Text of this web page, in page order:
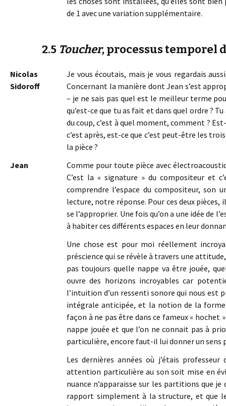
de 1 avec une variation supplémentaire.
2.5 Toucher, processus temporel
Nicolas
Sidoroff
Je vous écoutais, mais je vous regardais
Concernant la manière dont Jean s’est
– je ne sais pas quel est le meilleur terme
qu’est-ce que tu as fait et dans quel ordre ?
du coup, c’est à quel moment, comment ?
c’est après, est-ce que c’est peut-être les
la pièce ?
Jean
Comme pour toute pièce avec
C’est la « signature » du compositeur et
comprendre l’espace du compositeur, son
lecture, notre réponse. Pour ces deux pièces,
se l’approprier. Une fois qu’on a une idée de
à habiter ces différents espaces en leur
Une chose est pour moi réellement
préscience qui se révèle à travers une
pas toujours quelle nappe va être jouée,
ouvre des horizons incroyables car
l’intuition d’un ressenti sonore qui nous est
intégrale anticipée, et la notion de la
façon à ne pas être dans ce fameux « hochet
nappe jouée et que l’on ne connait pas à
particulière, encore faut-il lui donner un sens
Les dernières années où j’étais
attention particulière au son soit mise en
nuance n’apparaisse sur les partitions que
rapport simplement à la structure, et que